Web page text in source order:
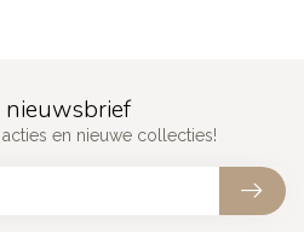
nieuwsbrief
en nieuwe collecties!